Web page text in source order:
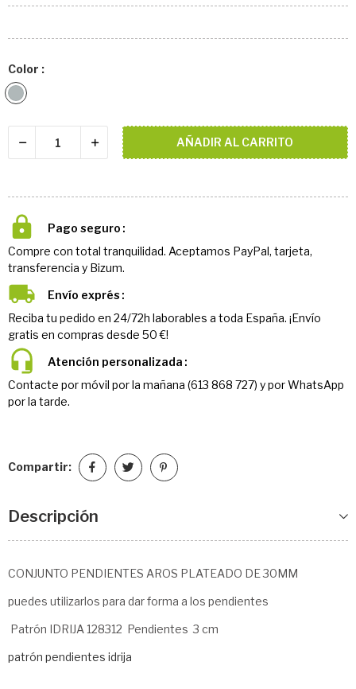
Color :
PLATEADO
AÑADIR AL CARRITO
Pago seguro
Compre con total tranquilidad. Aceptamos PayPal, tarjeta,
transferencia y Bizum.
Envío exprés
Reciba tu pedido en 24/72h laborables a toda España. ¡Envío
gratis en compras desde 50 €!
Atención personalizada
Contacte por móvil por la mañana (613 868 727) y por WhatsApp
por la tarde.
Compartir:
Descripción
CONJUNTO PENDIENTES AROS PLATEADO DE 30MM
puedes utilizarlos para dar forma a los pendientes
Patrón IDRIJA 128312 Pendientes 3 cm
patrón pendientes idrija